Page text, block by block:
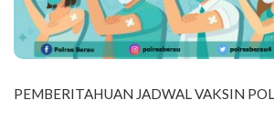
PEMBERITAHUAN JADWAL VAKSIN